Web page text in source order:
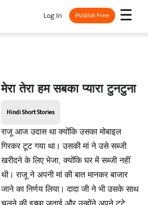
☰
Log In Publish Free
मेरा तेरा हम सबका प्यारा टुनटुना
Hindi Short Stories
राजू आज उदास था क्योंकि उसका मोबाइल
गिरकर टूट गया था। उसकी मां ने उसे सब्जी
खरीदने के लिए भेजा, क्योंकि घर में सब्जी नहीं
थी। राजू ने अपनी मां की बात मानकर बाजार
जाने का निर्णय लिया। दादा जी ने भी उसके साथ